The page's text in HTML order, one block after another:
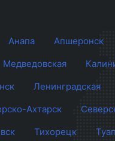
Анапа Апшеронск
Медведовская
Ленинградская
Ахтарск
Тихорецк